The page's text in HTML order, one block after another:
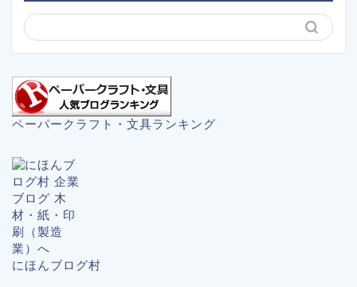
ペーパークラフト・文具ランキング
にほんブログ村